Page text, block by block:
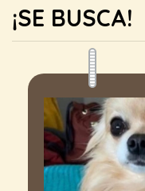
¡SE BUSCA!